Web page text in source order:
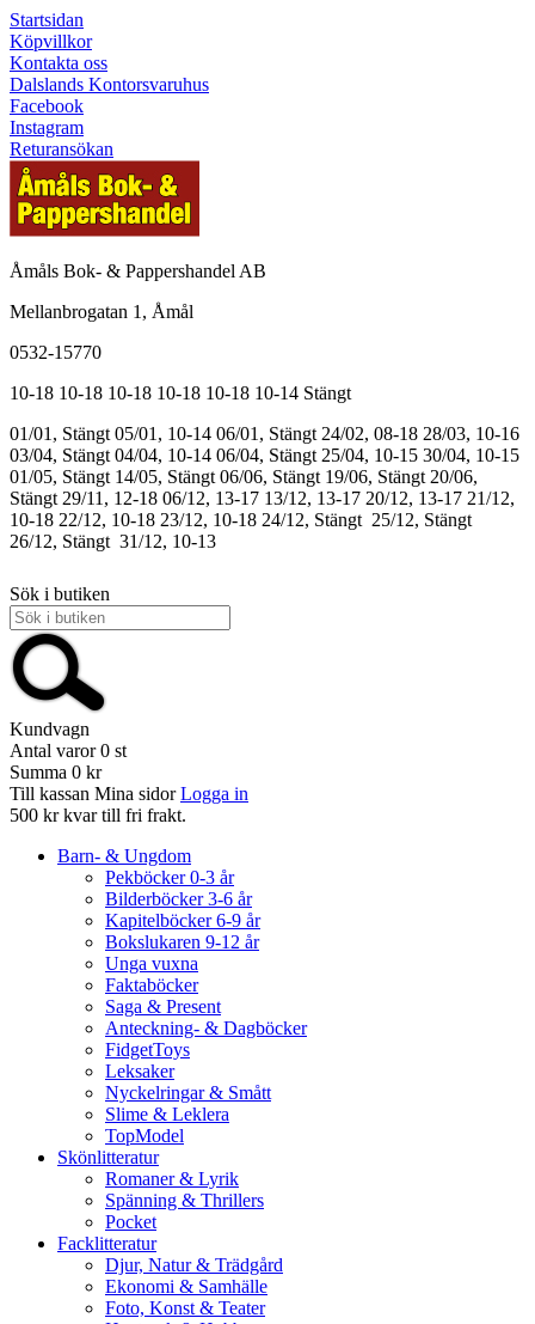
Startsidan
Köpvillkor
Kontakta oss
Dalslands Kontorsvaruhus
Facebook
Instagram
Returansökan
Åmåls Bok- & Pappershandel AB
Mellanbrogatan 1, Åmål
0532-15770
10-18 10-18 10-18 10-18 10-18 10-14 Stängt
01/01, Stängt 05/01, 10-14 06/01, Stängt 24/02, 08-18 28/03, 10-16
03/04, Stängt 04/04, 10-14 06/04, Stängt 25/04, 10-15 30/04, 10-15
01/05, Stängt 14/05, Stängt 06/06, Stängt 19/06, Stängt 20/06,
Stängt 29/11, 12-18 06/12, 13-17 13/12, 13-17 20/12, 13-17 21/12,
10-18 22/12, 10-18 23/12, 10-18 24/12, Stängt 25/12, Stängt
26/12, Stängt 31/12, 10-13
Sök i butiken
Kundvagn
Antal varor 0 st
Summa 0 kr
Till kassan Mina sidor Logga in
500 kr kvar till fri frakt.
Barn- & Ungdom
Pekböcker 0-3 år
Bilderböcker 3-6 år
Kapitelböcker 6-9 år
Bokslukaren 9-12 år
Unga vuxna
Faktaböcker
Saga & Present
Anteckning- & Dagböcker
FidgetToys
Leksaker
Nyckelringar & Smått
Slime & Leklera
TopModel
Skönlitteratur
Romaner & Lyrik
Spänning & Thrillers
Pocket
Facklitteratur
Djur, Natur & Trädgård
Ekonomi & Samhälle
Foto, Konst & Teater